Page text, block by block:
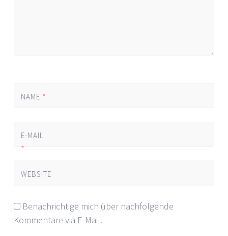
NAME *
E-MAIL
*
WEBSITE
Benachrichtige mich über nachfolgende
Kommentare via E-Mail.